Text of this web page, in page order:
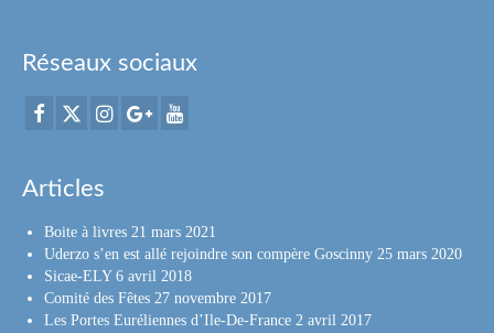
Réseaux sociaux
Articles
Boite à livres 21 mars 2021
Uderzo s’en est allé rejoindre son compère Goscinny 25 mars 2020
Sicae-ELY 6 avril 2018
Comité des Fêtes 27 novembre 2017
Les Portes Euréliennes d’Ile-De-France 2 avril 2017